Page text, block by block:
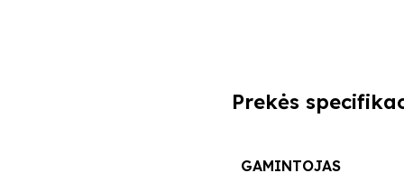
Prekės
GAMINTOJAS